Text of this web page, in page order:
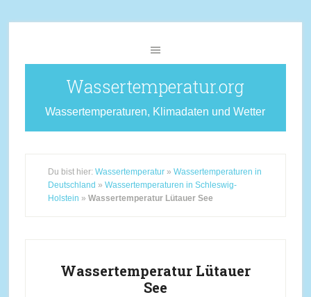
Wassertemperatur.org
Wassertemperaturen, Klimadaten und Wetter
Du bist hier: Wassertemperatur» Wassertemperaturen in
Deutschland » Wassertemperaturen in Schleswig-
Holstein » Wassertemperatur Lütauer See
Wassertemperatur Lütauer
See